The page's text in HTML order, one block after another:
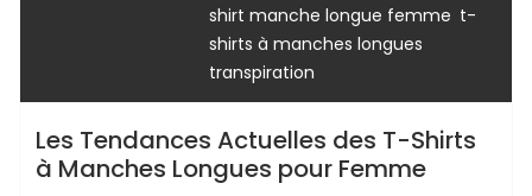
shirt manche longue femme t-
shirts à manches longues
transpiration
Les Tendances Actuelles des T-Shirts
à Manches Longues pour Femme